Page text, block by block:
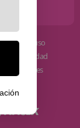
de uso
de privacidad
de cookies